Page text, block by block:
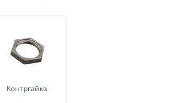
Контргайка